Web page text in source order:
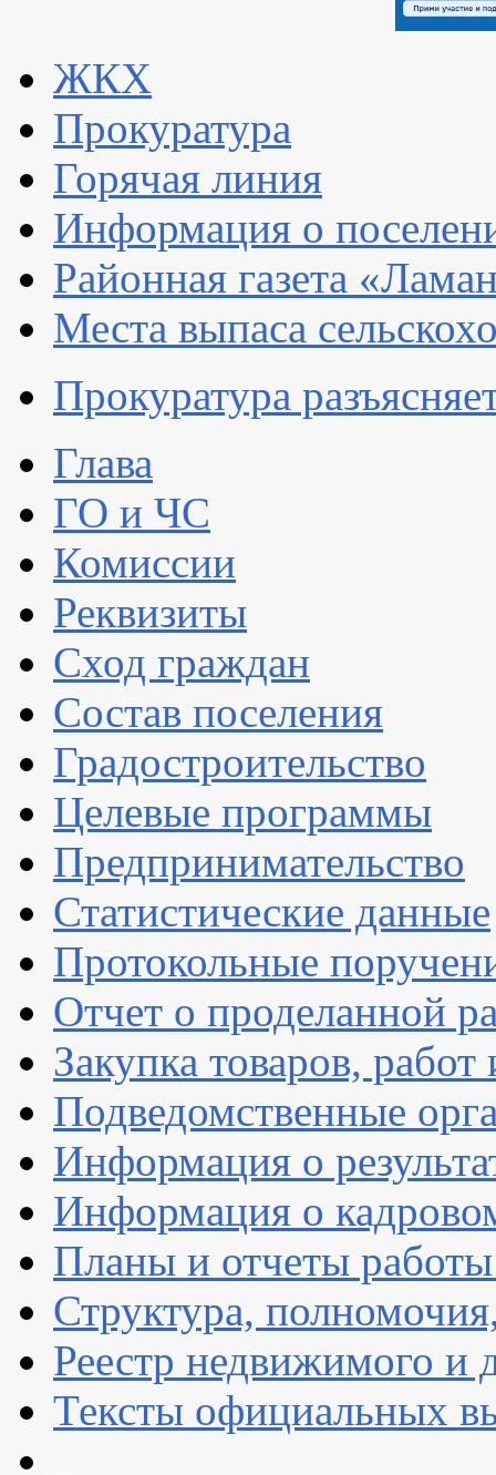
ЖКХ
Прокуратура
Горячая линия
Информация о
Районная газета
Места выпаса
Прокуратура
Глава
ГО и ЧС
Комиссии
Реквизиты
Сход граждан
Состав поселения
Градостроительство
Целевые программы
Предпринимательство
Статистические данные
Протокольные
Отчет о проделанной
Закупка товаров, работ
Подведомственные
Информация о
Информация о
Планы и отчеты
Структура,
Реестр недвижимого и
Тексты официальных